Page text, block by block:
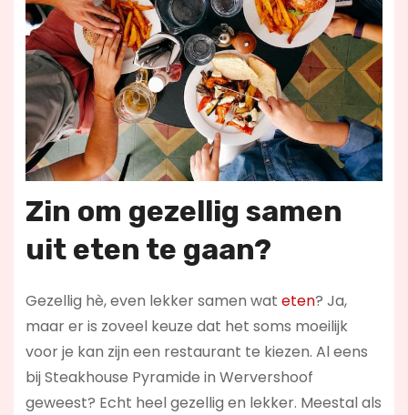
Zin om gezellig samen
uit eten te gaan?
Gezellig hè, even lekker samen wat eten? Ja,
maar er is zoveel keuze dat het soms moeilijk
voor je kan zijn een restaurant te kiezen. Al eens
bij Steakhouse Pyramide in Wervershoof
geweest? Echt heel gezellig en lekker. Meestal als